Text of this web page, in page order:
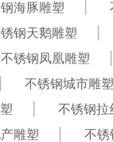
海豚雕塑
钢天鹅雕塑
不锈钢凤凰雕塑
不锈钢城市雕塑
不锈钢拉
雕塑 不锈